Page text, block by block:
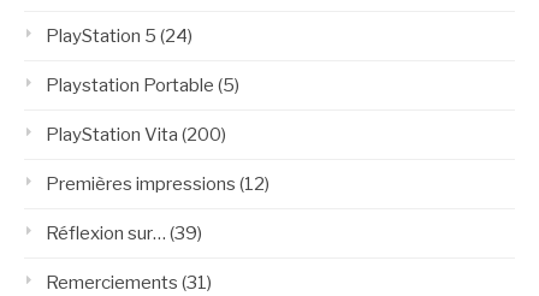
PlayStation 5 (24)
Playstation Portable (5)
PlayStation Vita (200)
Premières impressions (12)
Réflexion sur… (39)
Remerciements (31)